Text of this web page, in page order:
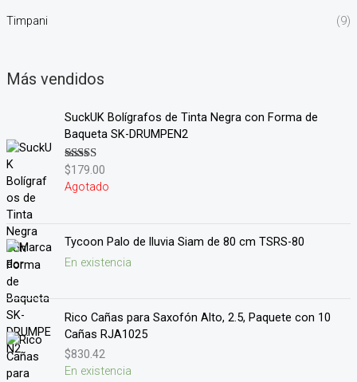
Timpani (9)
Más vendidos
SuckUK Bolígrafos de Tinta Negra con Forma de
Baqueta SK-DRUMPEN2
Valorado en
5.00 de 5
$179.00
Agotado
Tycoon Palo de lluvia Siam de 80 cm TSRS-80
En existencia
Rico Cañas para Saxofón Alto, 2.5, Paquete con 10
Cañas RJA1025
$830.42
En existencia